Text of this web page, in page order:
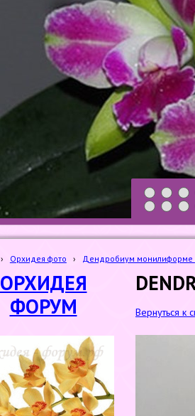
1 2 3
19 20 21
› Орхидея фото › Дендробиум монилиформе
ОРХИДЕЯ
ФОРУМ
Вернуться к